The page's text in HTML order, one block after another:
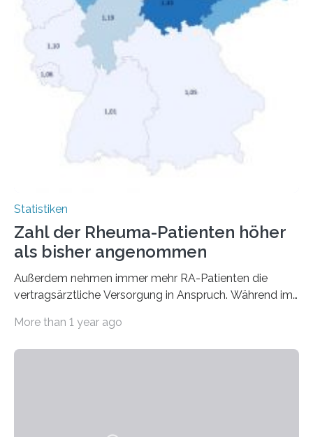
Statistiken
Zahl der Rheuma-Patienten höher
als bisher angenommen
Außerdem nehmen immer mehr RA-Patienten die
vertragsärztliche Versorgung in Anspruch. Während im
More than 1 year ago